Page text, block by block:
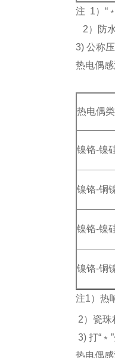
注 1）
2）防
3) 公称
热电偶
热电偶
镍铬-镍
镍铬-铜
镍铬-镍
镍铬-铜
注1）热
2）瓷珠
3) 打
热电偶